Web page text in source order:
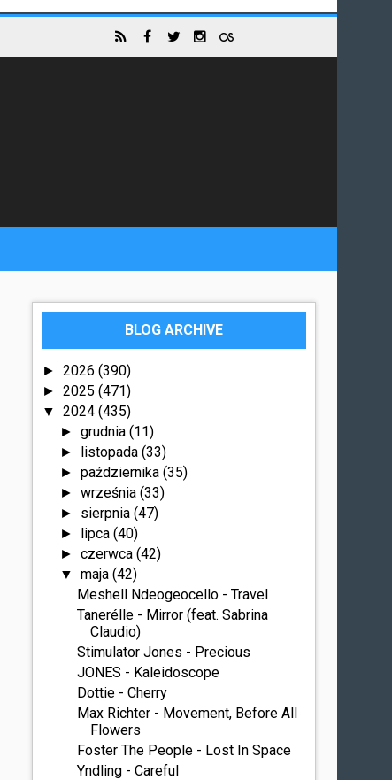
BLOG ARCHIVE
►2026(390)
►2025(471)
▼2024(435)
► grudnia (11)
► listopada (33)
► października (35)
► września (33)
► sierpnia (47)
► lipca (40)
► czerwca (42)
▼ maja (42)
Meshell Ndeogeocello - Travel
Tanerélle - Mirror (feat. Sabrina
Claudio)
Stimulator Jones - Precious
JONES - Kaleidoscope
Dottie - Cherry
Max Richter - Movement, Before All
Flowers
Foster The People - Lost In Space
Yndling - Careful